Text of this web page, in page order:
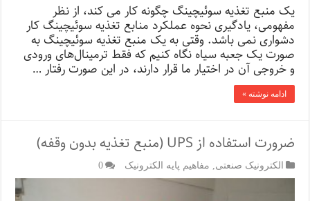
یک منبع تغذیه سوئیچینگ چگونه کار می کند، از نظر
مفهومی، یادگیری نحوه عملکرد منابع تغذیه سوئیچینگ کار
دشواری نمی باشد. وقتی به یک منبع تغذیه سوئیچینگ به
صورت یک جعبه سیاه نگاه کنیم که فقط ترمینال‌های ورودی
و خروجی آن در اختیار ما قرار دارند، در این صورت رفتار …
ادامه نوشته »
ضرورت استفاده از UPS (منبع تغذیه بدون وقفه)
الکترونیک صنعتی مفاهیم پایه الکترونیک 0